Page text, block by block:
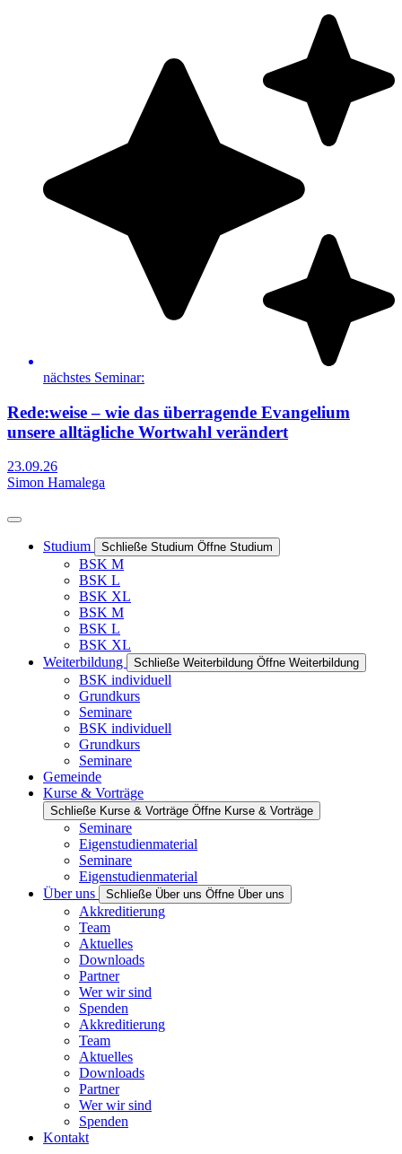
nächstes Seminar:
Rede:weise – wie das überragende Evangelium
unsere alltägliche Wortwahl verändert
23.09.26
Simon Hamalega
Studium Schließe Studium Öffne Studium
BSK M
BSK L
BSK XL
BSK M
BSK L
BSK XL
Weiterbildung
Schließe Weiterbildung Öffne Weiterbildung
BSK individuell
Grundkurs
Seminare
BSK individuell
Grundkurs
Seminare
Gemeinde
Kurse & Vorträge
Schließe Kurse & Vorträge Öffne Kurse & Vorträge
Seminare
Eigenstudienmaterial
Seminare
Eigenstudienmaterial
Über uns
Schließe Über uns Öffne Über uns
Akkreditierung
Team
Aktuelles
Downloads
Partner
Wer wir sind
Spenden
Akkreditierung
Team
Aktuelles
Downloads
Partner
Wer wir sind
Spenden
Kontakt